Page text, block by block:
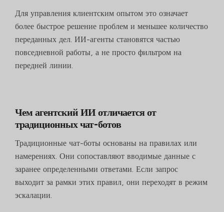
Для управления клиентским опытом это означает
более быстрое решение проблем и меньшее количество
переданных дел. ИИ-агенты становятся частью
повседневной работы, а не просто фильтром на
передней линии.
Чем агентский ИИ отличается от
традиционных чат-ботов
Традиционные чат-боты основаны на правилах или
намерениях. Они сопоставляют вводимые данные с
заранее определенными ответами. Если запрос
выходит за рамки этих правил, они переходят в режим
эскалации.